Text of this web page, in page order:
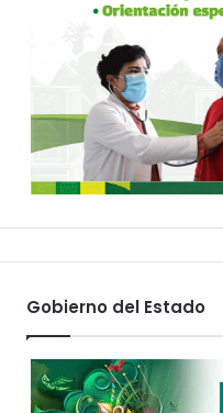
Gobierno del Estado